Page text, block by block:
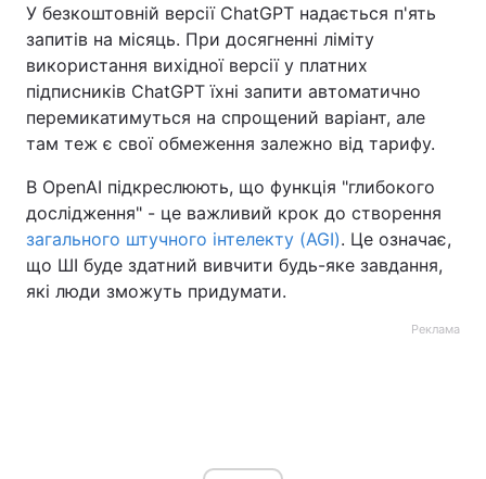
У безкоштовній версії ChatGPT надається п'ять
запитів на місяць. При досягненні ліміту
використання вихідної версії у платних
підписників ChatGPT їхні запити автоматично
перемикатимуться на спрощений варіант, але
там теж є свої обмеження залежно від тарифу.
В OpenAI підкреслюють, що функція "глибокого
дослідження" - це важливий крок до створення
загального штучного інтелекту (AGI). Це означає,
що ШІ буде здатний вивчити будь-яке завдання,
які люди зможуть придумати.
Реклама